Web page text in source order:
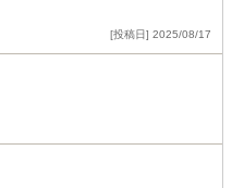
[投稿日] 2025/08/17